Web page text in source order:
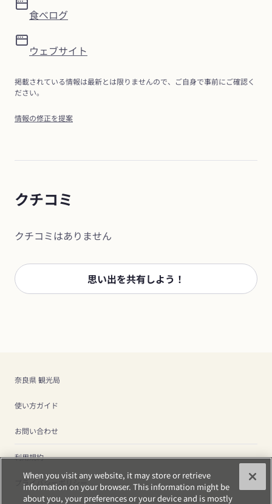
食べログ
ウェブサイト
掲載されている情報は最新とは限りませんので、ご自身で事前にご確認く
ださい。
情報の修正を提案
クチコミ
クチコミはありません
思い出を共有しよう！
奈良県 観光局
使い方ガイド
お問い合わせ
利用規約
プライバシーポリシー
When you visit any website, it may store or retrieve
information on your browser. This information might be
about you, your preferences or your device and is mostly